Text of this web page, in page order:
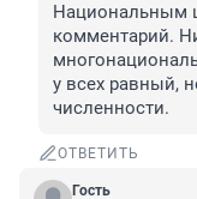
Национальным
комментарий.
у всех равный,
численности.
ОТВЕТИТЬ
Гость